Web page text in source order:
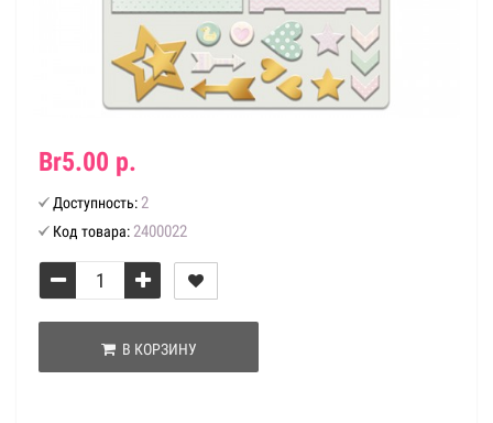
Br5.00 р.
Доступность: 2
Код товара: 2400022
В КОРЗИНУ